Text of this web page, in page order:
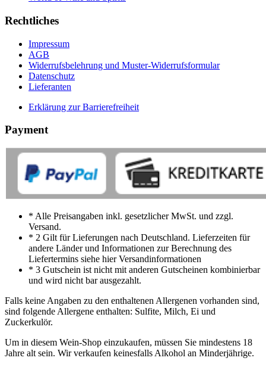
Rechtliches
Impressum
AGB
Widerrufsbelehrung und Muster-Widerrufsformular
Datenschutz
Lieferanten
Erklärung zur Barrierefreiheit
Payment
* Alle Preisangaben inkl. gesetzlicher MwSt. und zzgl.
Versand.
* 2 Gilt für Lieferungen nach Deutschland. Lieferzeiten für
andere Länder und Informationen zur Berechnung des
Liefertermins siehe hier Versandinformationen
* 3 Gutschein ist nicht mit anderen Gutscheinen kombinierbar
und wird nicht bar ausgezahlt.
Falls keine Angaben zu den enthaltenen Allergenen vorhanden sind,
sind folgende Allergene enthalten: Sulfite, Milch, Ei und
Zuckerkulör.
Um in diesem Wein-Shop einzukaufen, müssen Sie mindestens 18
Jahre alt sein. Wir verkaufen keinesfalls Alkohol an Minderjährige.